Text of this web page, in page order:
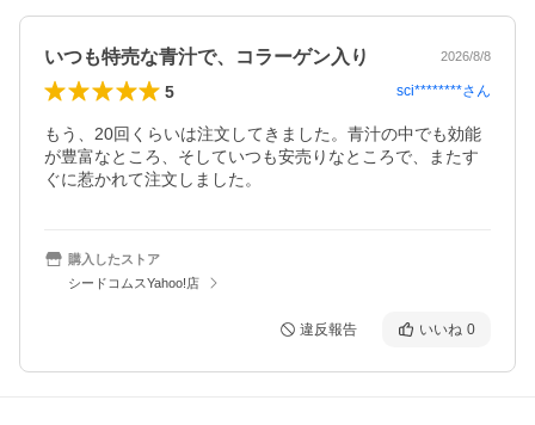
いつも特売な青汁で、コラーゲン入り 2026/8/8
5 sci********さん
もう、20回くらいは注文してきました。青汁の中でも効能
が豊富なところ、そしていつも安売りなところで、またす
ぐに惹かれて注文しました。
購入したストア
シードコムスYahoo!店
違反報告 いいね 0